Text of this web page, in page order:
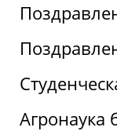
Агронаука